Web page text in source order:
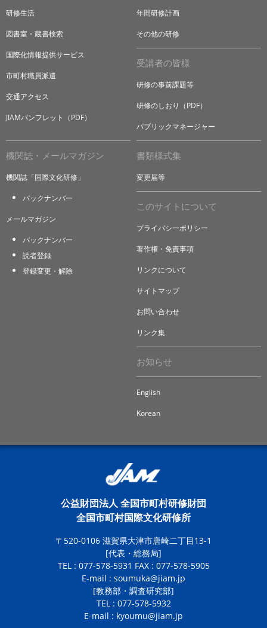
研修生活
図書室・蔵書検索
国際化情報提供サービス
市町村職員派遣
交通アクセス
JIAMパンフレット（PDF）
年間研修計画
その他の研修
受講者の皆様
研修の事前課題等
研修のしおり（PDF）
パブリックマネージャー
機関誌・メールマガジン
機関誌「国際文化研修」
バックナンバー
メールマガジン
バックナンバー
読者登録
登録変更・解除
書類様式集
変更届等
このサイトについて
プライバシーポリシー
著作権・免責事項
リンクについて
サイトマップ
お問い合わせ
リンク集
お知らせ
English
Korean
公益財団法人 全国市町村研修財団
全国市町村国際文化研修所
〒520-0106 滋賀県大津市唐崎二丁目13-1
[代表・総務局]
TEL : 077-578-5931 FAX : 077-578-5905
E-mail : soumuka@jiam.jp
[教務部・調査研究部]
TEL : 077-578-5932
E-mail : kyoumu@jiam.jp